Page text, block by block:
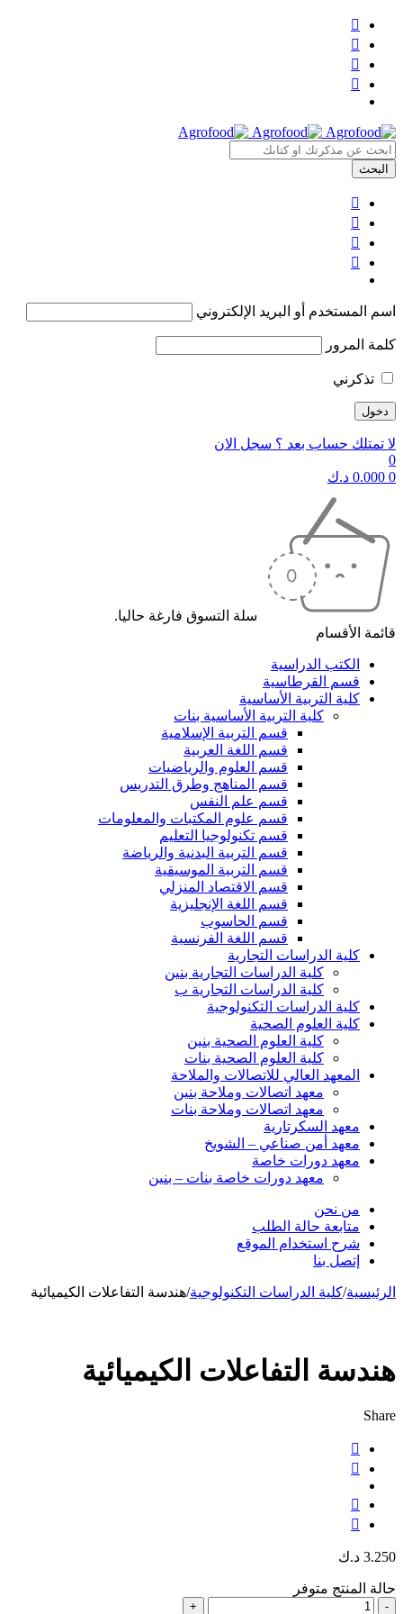
اسم المستخدم أو البريد الإلكتروني
كلمة المرور
تذكرني
لا تمتلك حساب بعد ؟ سجل الان
0
0
0.000 د.ك
سلة التسوق فارغة حاليا.
قائمة الأقسام
الكتب الدراسية
قسم القرطاسية
كلية التربية الأساسية
كلية التربية الأساسية بنات
قسم التربية الإسلامية
قسم اللغة العربية
قسم العلوم والرياضيات
قسم المناهج وطرق التدريس
قسم علم النفس
قسم علوم المكتبات والمعلومات
قسم تكنولوجيا التعليم
قسم التربية البدنية والرياضة
قسم التربية الموسيقية
قسم الاقتصاد المنزلي
قسم اللغة الإنجليزية
قسم الحاسوب
قسم اللغة الفرنسية
كلية الدراسات التجارية
كلية الدراسات التجارية بنين
كلية الدراسات التجارية ب
كلية الدراسات التكنولوجية
كلية العلوم الصحية
كلية العلوم الصحية بنين
كلية العلوم الصحية بنات
المعهد العالي للاتصالات والملاحة
معهد اتصالات وملاحة بنين
معهد اتصالات وملاحة بنات
معهد السكرتارية
معهد أمن صناعي – الشويخ
معهد دورات خاصة
معهد دورات خاصة بنات – بنين
من نحن
متابعة حالة الطلب
شرح استخدام الموقع
إتصل بنا
الرئيسية/كلية الدراسات التكنولوجية/هندسة التفاعلات الكيميائية
هندسة التفاعلات الكيميائية
Share
3.250 د.ك
حالة المنتج متوفر
كمية